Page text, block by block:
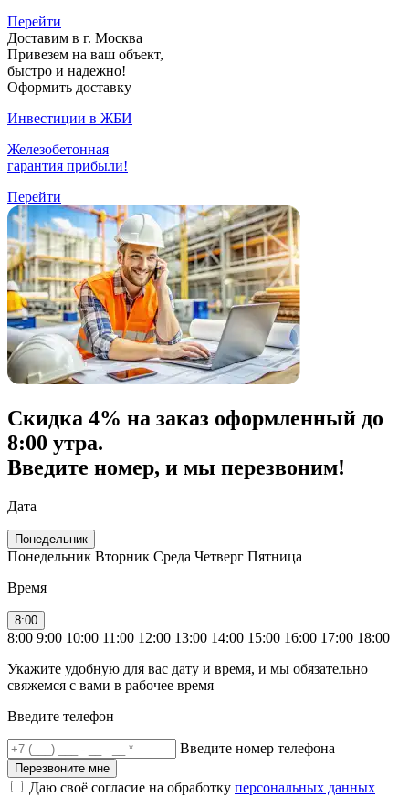
Перейти
Доставим в г. Москва
Привезем на ваш объект,
быстро и надежно!
Оформить доставку
Инвестиции в ЖБИ
Железобетонная
гарантия прибыли!
Перейти
Скидка 4% на заказ оформленный до
8:00 утра.
Введите номер, и мы перезвоним!
Дата
Понедельник
Понедельник Вторник Среда Четверг Пятница
Время
8:00
8:00 9:00 10:00 11:00 12:00 13:00 14:00 15:00 16:00 17:00 18:00
Укажите удобную для вас дату и время, и мы обязательно
свяжемся с вами в рабочее время
Введите телефон
Введите номер телефона
Перезвоните мне
Даю своё согласие на обработку персональных данных